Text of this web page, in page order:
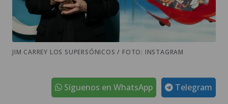
JIM CARREY LOS SUPERSÓNICOS / FOTO: INSTAGRAM
Telegram
Síguenos en WhatsApp